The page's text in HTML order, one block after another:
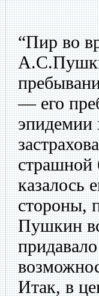
“Пир во
— его
эпидемии
страшной
казалось
стороны,
Пушкин
Итак, в